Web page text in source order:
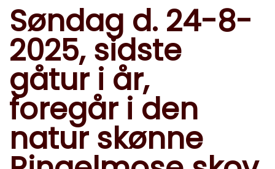
Søndag d. 24-8-
2025, sidste
gåtur i år,
foregår i den
natur skønne